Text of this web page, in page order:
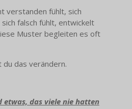
verstanden fühlt, sich
falsch fühlt, entwickelt
Muster begleiten es oft
das verändern.
etwas, das viele nie hatten